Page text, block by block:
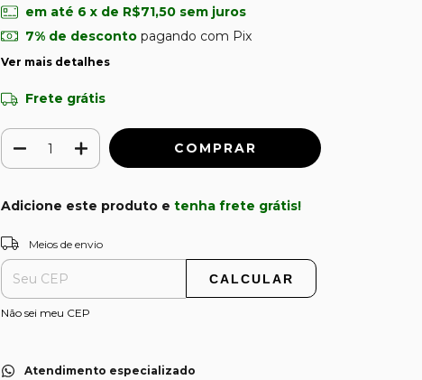
em até 6 x de R$71,50 sem juros
7% de descontopagando com Pix
Ver mais detalhes
Frete grátis
Adicione este produto e tenha frete grátis!
Entregas para o CEP:
Meios de envio
CALCULAR
Não sei meu CEP
Atendimento especializado